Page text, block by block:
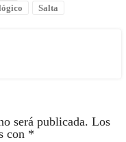
Salta
será publicada. Los
con *